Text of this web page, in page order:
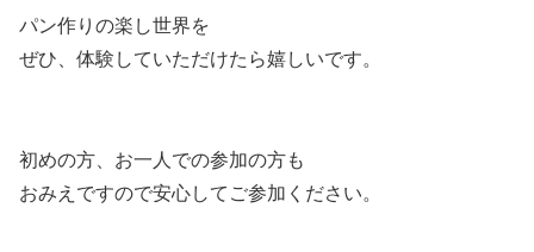
パン作りの楽し世界を
ぜひ、体験していただけたら嬉しいです。
初めの方、お一人での参加の方も
おみえですので安心してご参加ください。